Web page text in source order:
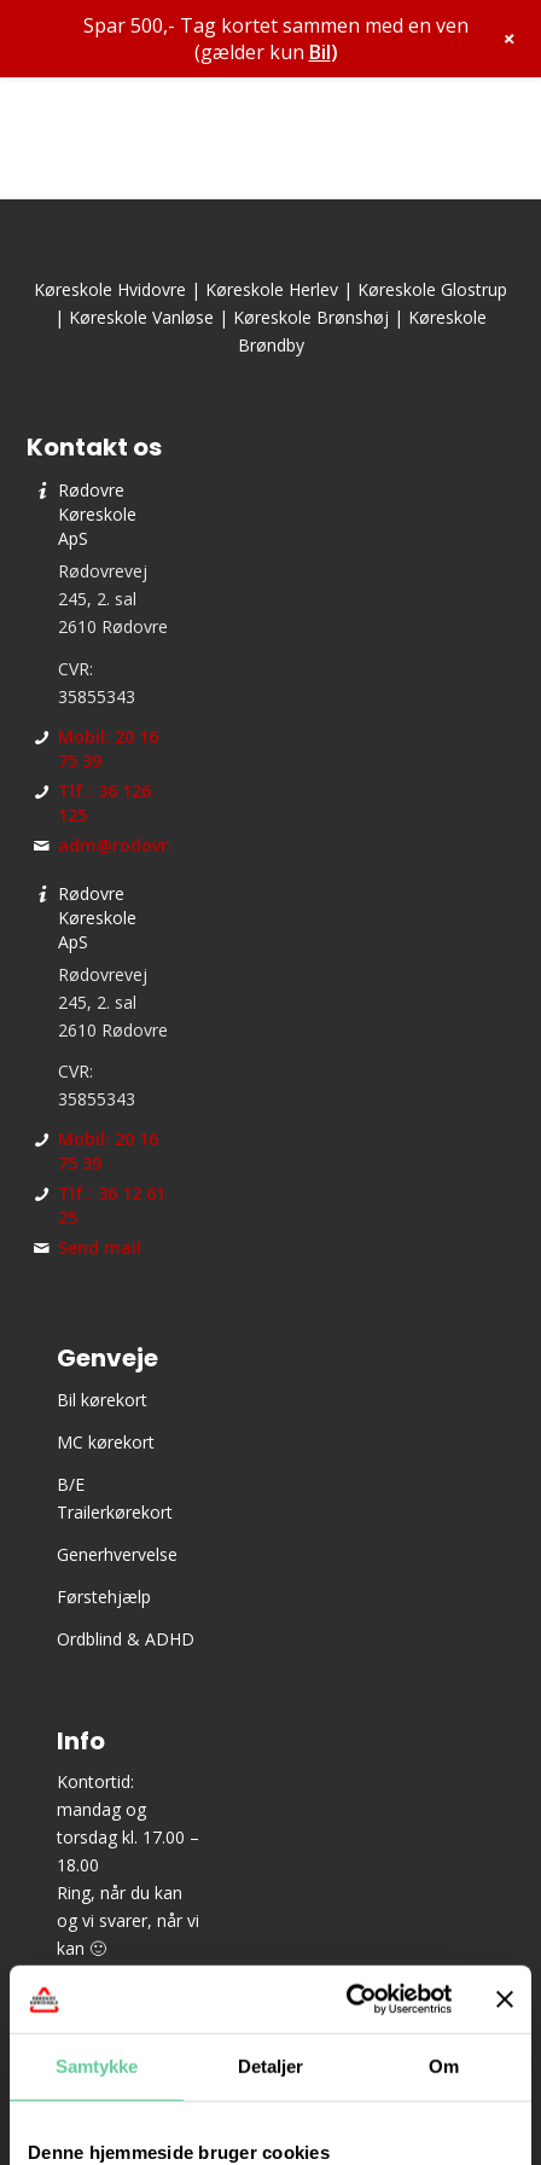
Samtykke Detaljer Om
Denne hjemmeside bruger cookies
Køreskole Hvidovre | Køreskole Herlev | Køreskole Glostrup
| Køreskole Vanløse | Køreskole Brønshøj | Køreskole
Brøndby
Kontakt os
Rødovre
Køreskole
ApS
Rødovrevej
245, 2. sal
2610 Rødovre
CVR:
35855343
Mobil: 20 16
75 39
Tlf.: 36 126
125
adm@rodovrekoreskole.dk
Rødovre
Køreskole
ApS
Rødovrevej
245, 2. sal
2610 Rødovre
CVR:
35855343
Mobil: 20 16
75 39
Tlf.: 36 12 61
25
Send mail
Genveje
Bil kørekort
MC kørekort
B/E
Trailerkørekort
Generhvervelse
Førstehjælp
Ordblind & ADHD
Info
Kontortid:
mandag og
torsdag kl. 17.00 –
18.00
Ring, når du kan
og vi svarer, når vi
kan 🙂
Teoriundervisning
onsdag og
torsdag kl. 18.15 –
– Prøveteori til bil:
Spar 500,- Tag kortet sammen med en ven
(gælder kun Bil) +